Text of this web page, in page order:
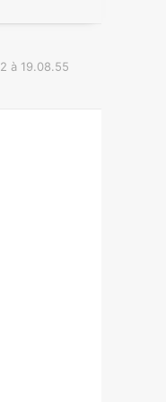
à 19.08.55